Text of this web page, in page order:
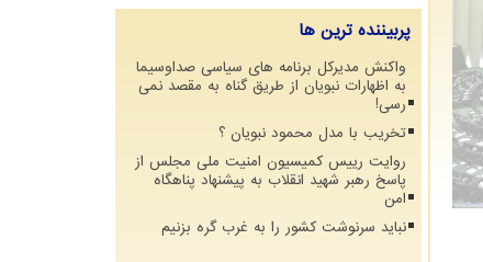
پربیننده ترین ها
واکنش مدیرکل برنامه های سیاسی صداوسیما
به اظهارات نبویان از طریق گناه به مقصد نمی
رسی!
تخریب با مدل محمود نبویان ؟
روایت رییس کمیسیون امنیت ملی مجلس از
پاسخ رهبر شهید انقلاب به پیشنهاد پناهگاه
امن
نباید سرنوشت کشور را به غرب گره بزنیم